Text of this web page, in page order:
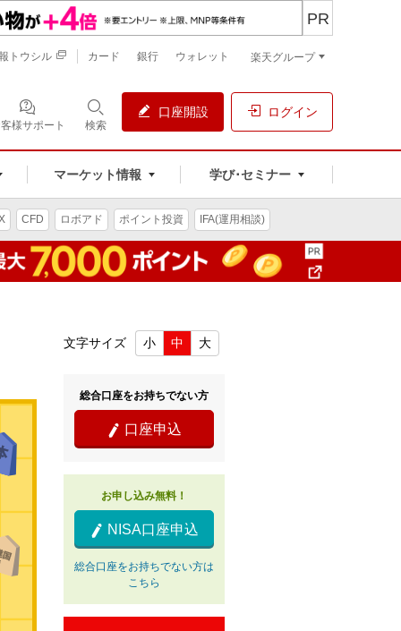
様サポート 検索
口座開設 ログイン
マーケット情報 学び･セミナー
PR
トウシル カード 銀行 ウォレット 楽天グループ
CFD ロボアド ポイント投資 IFA(運用相談)
文字サイズ 小 中 大
総合口座をお持ちでない方
 口座申込
お申し込み無料！
 NISA口座申込
総合口座をお持ちでない方は
こちら